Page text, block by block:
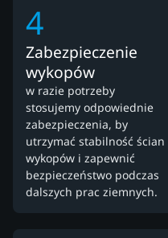
4
Zabezpieczenie
wykopów
w razie potrzeby
stosujemy odpowiednie
zabezpieczenia, by
utrzymać stabilność ścian
wykopów i zapewnić
bezpieczeństwo podczas
dalszych prac ziemnych.